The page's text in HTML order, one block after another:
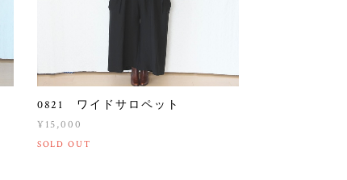
0821 ワイドサロペット
¥15,000
SOLD OUT